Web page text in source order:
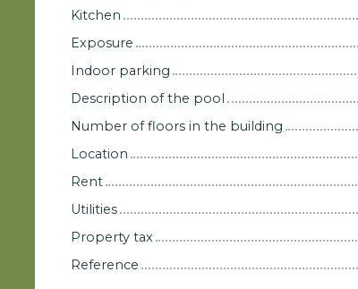
Kitchen
Exposure
Indoor parking
Description of the pool
Number of floors in the building
Location
Rent
Utilities
Property tax
Reference